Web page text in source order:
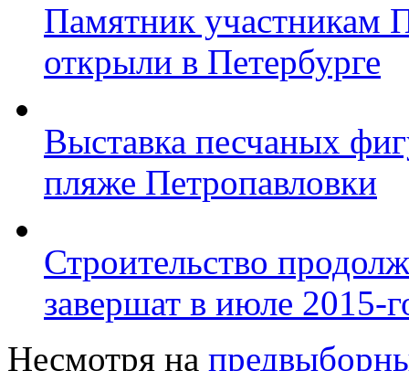
Памятник участникам
открыли в Петербурге
Выставка песчаных
пляже Петропавловки
Строительство
завершат в июле 2015-
Несмотря на